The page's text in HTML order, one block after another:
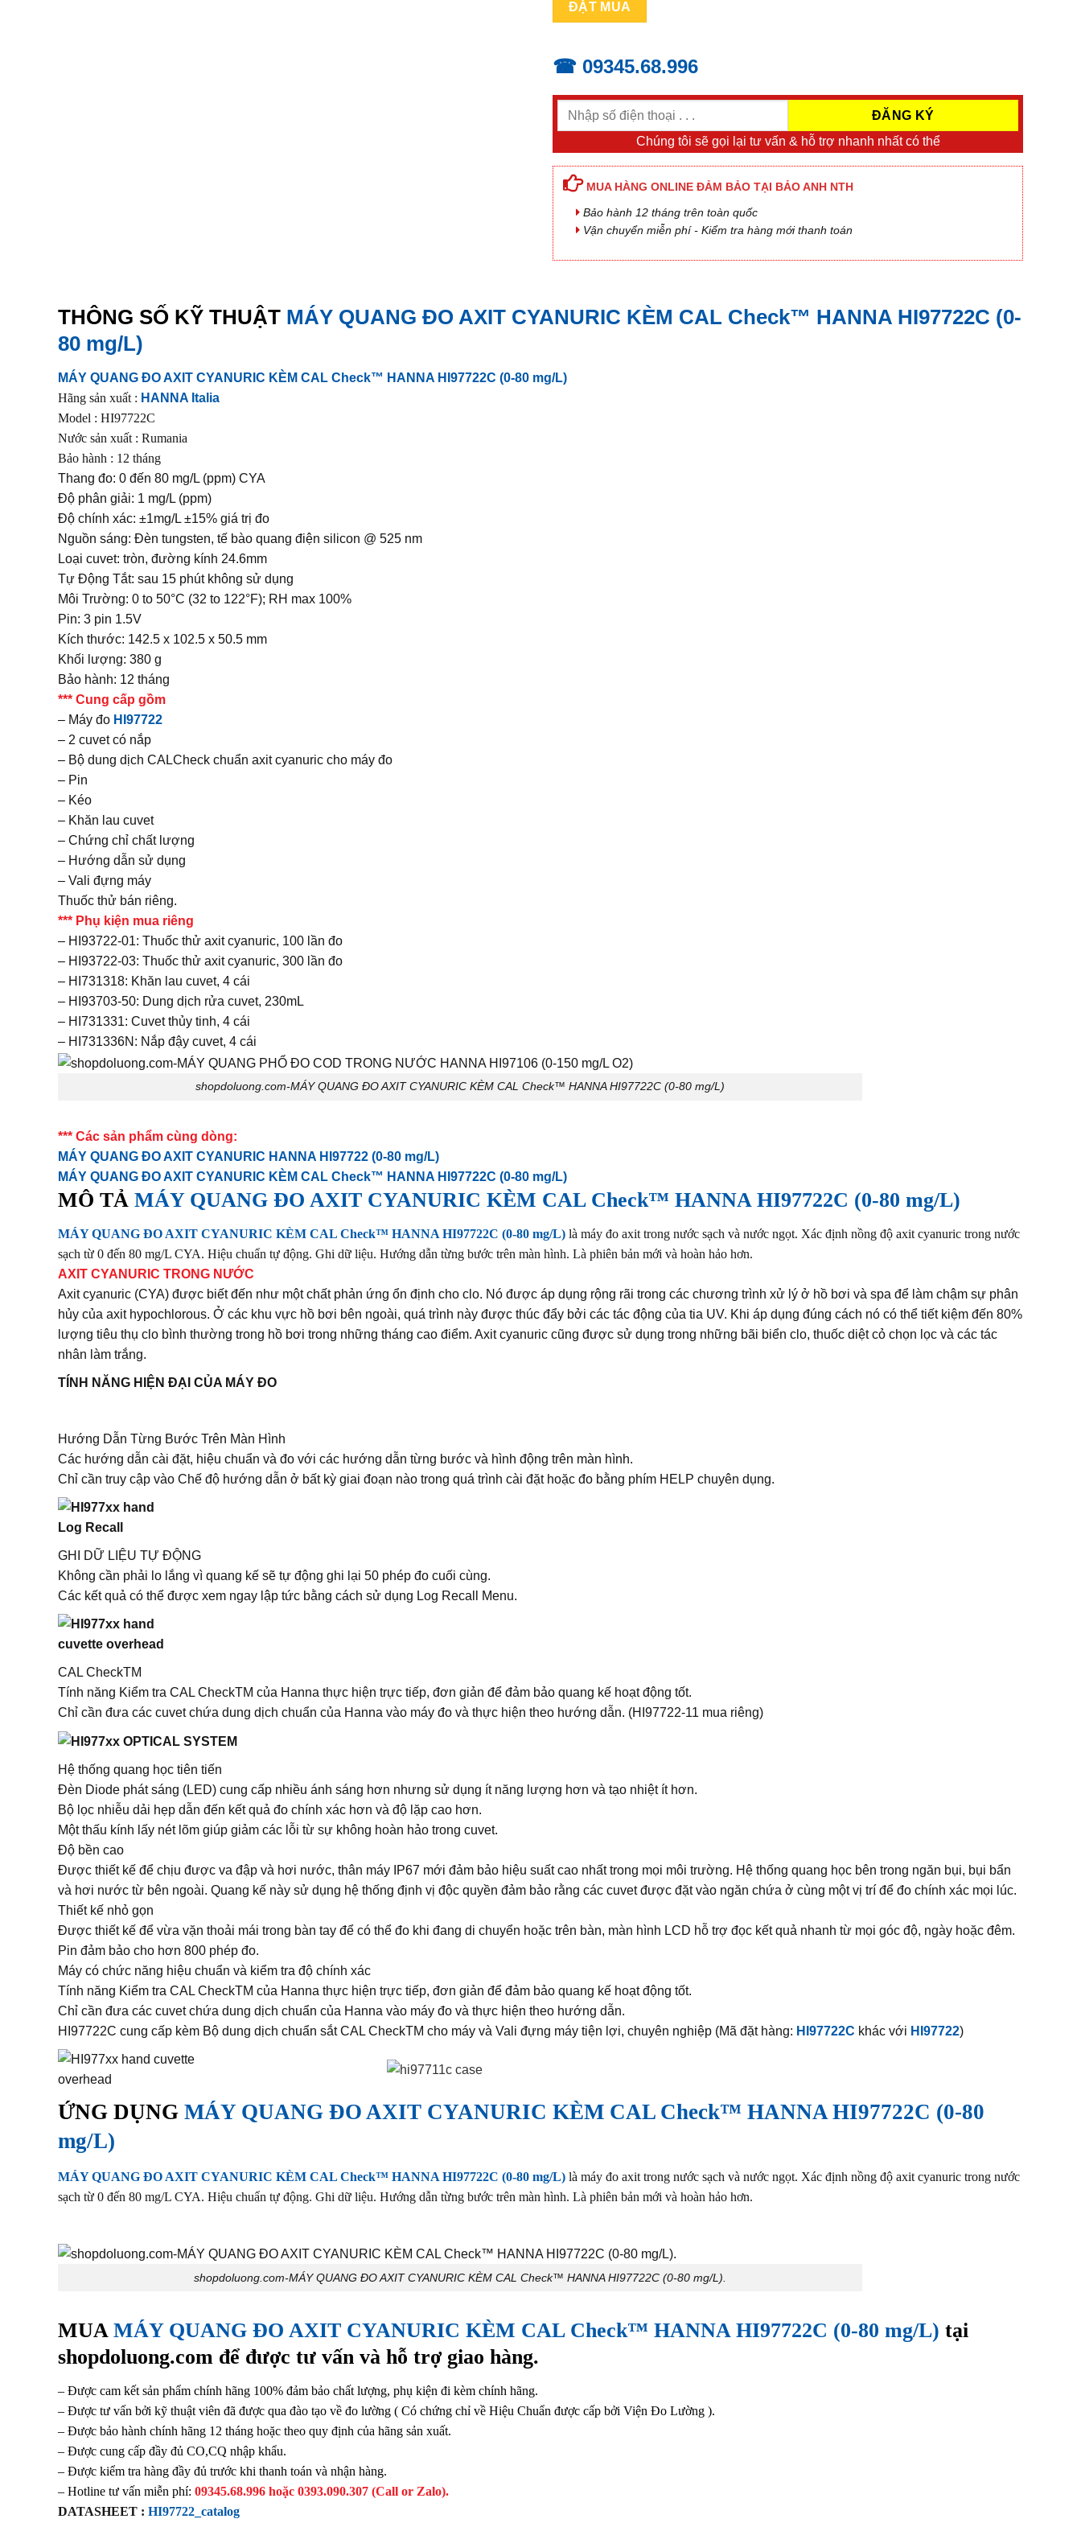
KÈM
CAL
HANNA
(0-
mg/L)
số
lượng
ĐẶT MUA
☎ 09345.68.996
Chúng tôi sẽ gọi lại tư vấn & hỗ trợ nhanh nhất có thể
MUA HÀNG ONLINE ĐẢM BẢO TẠI BẢO ANH NTH
Bảo hành 12 tháng trên toàn quốc
Vận chuyển miễn phí - Kiểm tra hàng mới thanh toán
THÔNG SỐ KỸ THUẬT MÁY QUANG ĐO AXIT CYANURIC KÈM CAL Check™ HANNA HI97722C (0-
80 mg/L)
MÁY QUANG ĐO AXIT CYANURIC KÈM CAL Check™ HANNA HI97722C (0-80 mg/L)
Hãng sản xuất : HANNA Italia
Model : HI97722C
Nước sản xuất : Rumania
Bảo hành : 12 tháng
Thang đo: 0 đến 80 mg/L (ppm) CYA
Độ phân giải: 1 mg/L (ppm)
Độ chính xác: ±1mg/L ±15% giá trị đo
Nguồn sáng: Đèn tungsten, tế bào quang điện silicon @ 525 nm
Loại cuvet: tròn, đường kính 24.6mm
Tự Động Tắt: sau 15 phút không sử dụng
Môi Trường: 0 to 50°C (32 to 122°F); RH max 100%
Pin: 3 pin 1.5V
Kích thước: 142.5 x 102.5 x 50.5 mm
Khối lượng: 380 g
Bảo hành: 12 tháng
*** Cung cấp gồm
– Máy đo HI97722
– 2 cuvet có nắp
– Bộ dung dịch CALCheck chuẩn axit cyanuric cho máy đo
– Pin
– Kéo
– Khăn lau cuvet
– Chứng chỉ chất lượng
– Hướng dẫn sử dụng
– Vali đựng máy
Thuốc thử bán riêng.
*** Phụ kiện mua riêng
– HI93722-01: Thuốc thử axit cyanuric, 100 lần đo
– HI93722-03: Thuốc thử axit cyanuric, 300 lần đo
– HI731318: Khăn lau cuvet, 4 cái
– HI93703-50: Dung dịch rửa cuvet, 230mL
– HI731331: Cuvet thủy tinh, 4 cái
– HI731336N: Nắp đậy cuvet, 4 cái
shopdoluong.com-MÁY QUANG ĐO AXIT CYANURIC KÈM CAL Check™ HANNA HI97722C (0-80 mg/L)
*** Các sản phẩm cùng dòng:
MÁY QUANG ĐO AXIT CYANURIC HANNA HI97722 (0-80 mg/L)
MÁY QUANG ĐO AXIT CYANURIC KÈM CAL Check™ HANNA HI97722C (0-80 mg/L)
MÔ TẢ MÁY QUANG ĐO AXIT CYANURIC KÈM CAL Check™ HANNA HI97722C (0-80 mg/L)
MÁY QUANG ĐO AXIT CYANURIC KÈM CAL Check™ HANNA HI97722C (0-80 mg/L) là máy đo axit trong nước sạch và nước ngọt. Xác định nồng độ axit cyanuric trong nước
sạch từ 0 đến 80 mg/L CYA. Hiệu chuẩn tự động. Ghi dữ liệu. Hướng dẫn từng bước trên màn hình. Là phiên bản mới và hoàn hảo hơn.
AXIT CYANURIC TRONG NƯỚC
Axit cyanuric (CYA) được biết đến như một chất phản ứng ổn định cho clo. Nó được áp dụng rộng rãi trong các chương trình xử lý ở hồ bơi và spa để làm chậm sự phân
hủy của axit hypochlorous. Ở các khu vực hồ bơi bên ngoài, quá trình này được thúc đẩy bởi các tác động của tia UV. Khi áp dụng đúng cách nó có thể tiết kiệm đến 80%
lượng tiêu thụ clo bình thường trong hồ bơi trong những tháng cao điểm. Axit cyanuric cũng được sử dụng trong những bãi biển clo, thuốc diệt cỏ chọn lọc và các tác
nhân làm trắng.
TÍNH NĂNG HIỆN ĐẠI CỦA MÁY ĐO
Hướng Dẫn Từng Bước Trên Màn Hình
Các hướng dẫn cài đặt, hiệu chuẩn và đo với các hướng dẫn từng bước và hình động trên màn hình.
Chỉ cần truy cập vào Chế độ hướng dẫn ở bất kỳ giai đoạn nào trong quá trình cài đặt hoặc đo bằng phím HELP chuyên dụng.
GHI DỮ LIỆU TỰ ĐỘNG
Không cần phải lo lắng vì quang kế sẽ tự động ghi lại 50 phép đo cuối cùng.
Các kết quả có thể được xem ngay lập tức bằng cách sử dụng Log Recall Menu.
CAL CheckTM
Tính năng Kiểm tra CAL CheckTM của Hanna thực hiện trực tiếp, đơn giản để đảm bảo quang kế hoạt động tốt.
Chỉ cần đưa các cuvet chứa dung dịch chuẩn của Hanna vào máy đo và thực hiện theo hướng dẫn. (HI97722-11 mua riêng)
Hệ thống quang học tiên tiến
Đèn Diode phát sáng (LED) cung cấp nhiều ánh sáng hơn nhưng sử dụng ít năng lượng hơn và tạo nhiệt ít hơn.
Bộ lọc nhiễu dải hẹp dẫn đến kết quả đo chính xác hơn và độ lặp cao hơn.
Một thấu kính lấy nét lõm giúp giảm các lỗi từ sự không hoàn hảo trong cuvet.
Độ bền cao
Được thiết kế để chịu được va đập và hơi nước, thân máy IP67 mới đảm bảo hiệu suất cao nhất trong mọi môi trường. Hệ thống quang học bên trong ngăn bụi, bụi bẩn
và hơi nước từ bên ngoài. Quang kế này sử dụng hệ thống định vị độc quyền đảm bảo rằng các cuvet được đặt vào ngăn chứa ở cùng một vị trí để đo chính xác mọi lúc.
Thiết kế nhỏ gọn
Được thiết kế để vừa vặn thoải mái trong bàn tay để có thể đo khi đang di chuyển hoặc trên bàn, màn hình LCD hỗ trợ đọc kết quả nhanh từ mọi góc độ, ngày hoặc đêm.
Pin đảm bảo cho hơn 800 phép đo.
Máy có chức năng hiệu chuẩn và kiểm tra độ chính xác
Tính năng Kiểm tra CAL CheckTM của Hanna thực hiện trực tiếp, đơn giản để đảm bảo quang kế hoạt động tốt.
Chỉ cần đưa các cuvet chứa dung dịch chuẩn của Hanna vào máy đo và thực hiện theo hướng dẫn.
HI97722C cung cấp kèm Bộ dung dịch chuẩn sắt CAL CheckTM cho máy và Vali đựng máy tiện lợi, chuyên nghiệp (Mã đặt hàng: HI97722C khác với HI97722)
ỨNG DỤNG MÁY QUANG ĐO AXIT CYANURIC KÈM CAL Check™ HANNA HI97722C (0-80
mg/L)
MÁY QUANG ĐO AXIT CYANURIC KÈM CAL Check™ HANNA HI97722C (0-80 mg/L) là máy đo axit trong nước sạch và nước ngọt. Xác định nồng độ axit cyanuric trong nước
sạch từ 0 đến 80 mg/L CYA. Hiệu chuẩn tự động. Ghi dữ liệu. Hướng dẫn từng bước trên màn hình. Là phiên bản mới và hoàn hảo hơn.
shopdoluong.com-MÁY QUANG ĐO AXIT CYANURIC KÈM CAL Check™ HANNA HI97722C (0-80 mg/L).
MUA MÁY QUANG ĐO AXIT CYANURIC KÈM CAL Check™ HANNA HI97722C (0-80 mg/L) tại
shopdoluong.com để được tư vấn và hỗ trợ giao hàng.
– Được cam kết sản phẩm chính hãng 100% đảm bảo chất lượng, phụ kiện đi kèm chính hãng.
– Được tư vấn bởi kỹ thuật viên đã được qua đào tạo về đo lường ( Có chứng chỉ về Hiệu Chuẩn được cấp bởi Viện Đo Lường ).
– Được bảo hành chính hãng 12 tháng hoặc theo quy định của hãng sản xuất.
– Được cung cấp đầy đủ CO,CQ nhập khẩu.
– Được kiểm tra hàng đầy đủ trước khi thanh toán và nhận hàng.
– Hotline tư vấn miễn phí: 09345.68.996 hoặc 0393.090.307 (Call or Zalo).
DATASHEET : HI97722_catalog